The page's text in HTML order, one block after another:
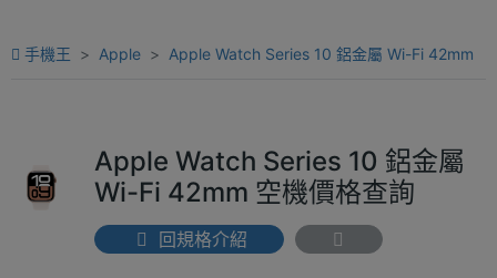
手機王 Apple Apple Watch Series 10 鋁金屬 Wi-Fi 42mm
Apple Watch Series 10 鋁金屬
Wi-Fi 42mm 空機價格查詢
回規格介紹